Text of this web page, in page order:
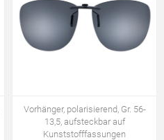
Vorhänger, polarisierend, Gr. 56-
13,5, aufsteckbar auf
Kunststofffassungen